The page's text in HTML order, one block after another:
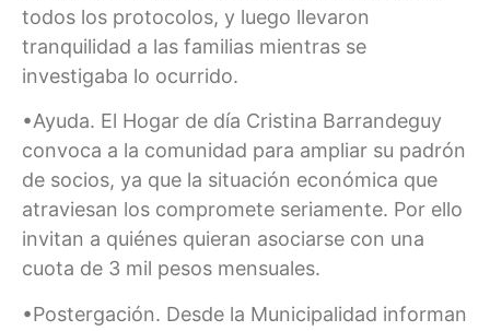
todos los protocolos, y luego llevaron
tranquilidad a las familias mientras se
investigaba lo ocurrido.
•Ayuda. El Hogar de día Cristina Barrandeguy
convoca a la comunidad para ampliar su padrón
de socios, ya que la situación económica que
atraviesan los compromete seriamente. Por ello
invitan a quiénes quieran asociarse con una
cuota de 3 mil pesos mensuales.
•Postergación. Desde la Municipalidad informan